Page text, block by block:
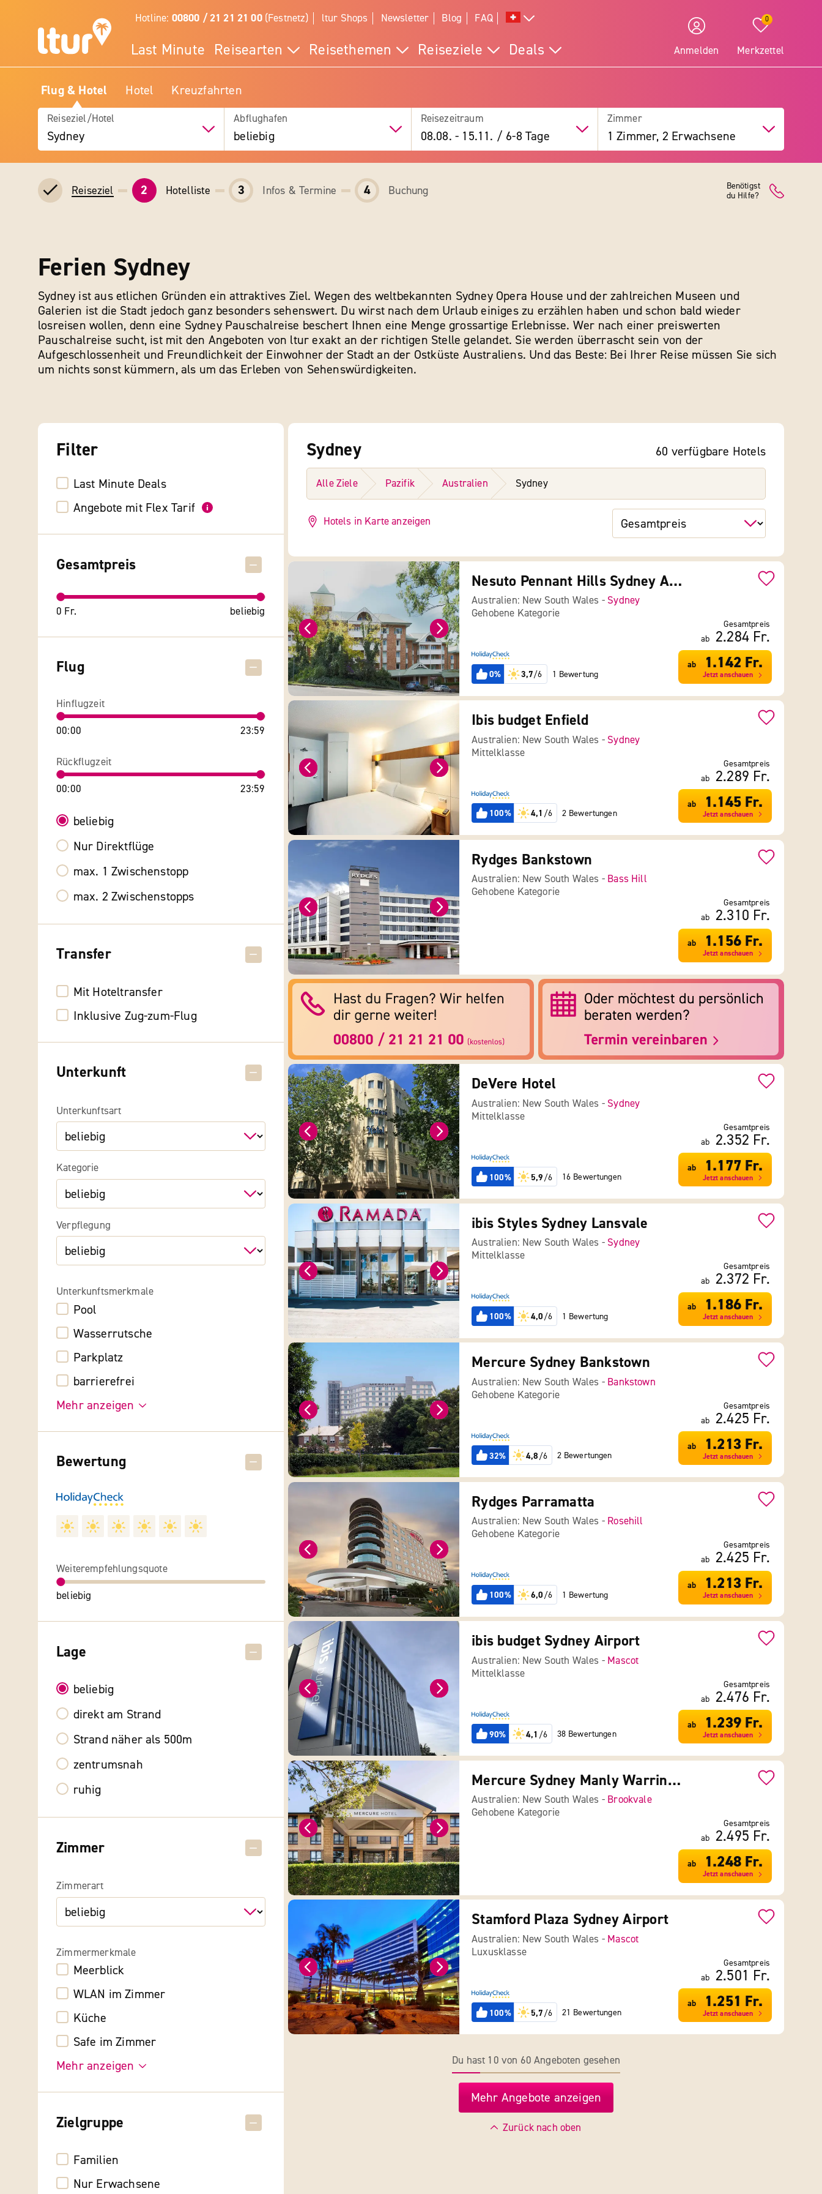
Hotline: 00800 / 21 21 21 00(Festnetz) ltur Shops Newsletter Blog FAQ
Last Minute Reisearten Reisethemen Reiseziele Deals Anmelden
0
Merkzettel
Flug & Hotel Hotel Kreuzfahrten
Reiseziel/Hotel
Sydney
Abflughafen
beliebig
Reisezeitraum
08.08. - 15.11. / 6-8 Tage
Zimmer
1 Zimmer, 2 Erwachsene
Reiseziel 2 Hotelliste 3 Infos & Termine 4 Buchung
Benötigst
du Hilfe?
Ferien Sydney
Sydney ist aus etlichen Gründen ein attraktives Ziel. Wegen des weltbekannten Sydney Opera House und der zahlreichen Museen und
Galerien ist die Stadt jedoch ganz besonders sehenswert. Du wirst nach dem Urlaub einiges zu erzählen haben und schon bald wieder
losreisen wollen, denn eine Sydney Pauschalreise beschert Ihnen eine Menge grossartige Erlebnisse. Wer nach einer preiswerten
Pauschalreise sucht, ist mit den Angeboten von ltur exakt an der richtigen Stelle gelandet. Sie werden überrascht sein von der
Aufgeschlossenheit und Freundlichkeit der Einwohner der Stadt an der Ostküste Australiens. Und das Beste: Bei Ihrer Reise müssen Sie sich
um nichts sonst kümmern, als um das Erleben von Sehenswürdigkeiten.
Filter
Last Minute Deals
Angebote mit Flex Tarif
Gesamtpreis
0 Fr. beliebig
Flug
Hinflugzeit
00:00 23:59
Rückflugzeit
00:00 23:59
beliebig
Nur Direktflüge
max. 1 Zwischenstopp
max. 2 Zwischenstopps
Transfer
Mit Hoteltransfer
Inklusive Zug-zum-Flug
Unterkunft
Unterkunftsart
Kategorie
Verpflegung
Unterkunftsmerkmale
Pool
Wasserrutsche
Parkplatz
barrierefrei
Mehr anzeigen
Bewertung
Weiterempfehlungsquote
beliebig
Lage
beliebig
direkt am Strand
Strand näher als 500m
zentrumsnah
ruhig
Zimmer
Zimmerart
Zimmermerkmale
Meerblick
WLAN im Zimmer
Küche
Safe im Zimmer
Mehr anzeigen
Zielgruppe
Familien
Nur Erwachsene
Sydney 60 verfügbare Hotels
Alle Ziele Pazifik Australien Sydney
Hotels in Karte anzeigen
Nesuto Pennant Hills Sydney Apartment Hotel
Australien: New South Wales - Sydney
Gehobene Kategorie
0% 3,7/6 1 Bewertung
Gesamtpreis
ab
2.284 Fr.
ab 1.142 Fr.
Jetzt anschauen
Ibis budget Enfield
Australien: New South Wales - Sydney
Mittelklasse
100% 4,1 /6 2 Bewertungen
Gesamtpreis
ab
2.289 Fr.
ab 1.145 Fr.
Jetzt anschauen
Rydges Bankstown
Australien: New South Wales - Bass Hill
Gehobene Kategorie
Gesamtpreis
ab
2.310 Fr.
ab 1.156 Fr.
Jetzt anschauen
DeVere Hotel
Australien: New South Wales - Sydney
Mittelklasse
100% 5,9/6 16 Bewertungen
Gesamtpreis
ab
2.352 Fr.
ab 1.177 Fr.
Jetzt anschauen
ibis Styles Sydney Lansvale
Australien: New South Wales - Sydney
Mittelklasse
100% 4,0/6 1 Bewertung
Gesamtpreis
ab
2.372 Fr.
ab 1.186 Fr.
Jetzt anschauen
Mercure Sydney Bankstown
Australien: New South Wales - Bankstown
Gehobene Kategorie
32% 4,8/6 2 Bewertungen
Gesamtpreis
ab
2.425 Fr.
ab 1.213 Fr.
Jetzt anschauen
Rydges Parramatta
Australien: New South Wales - Rosehill
Gehobene Kategorie
100% 6,0/6 1 Bewertung
Gesamtpreis
ab
2.425 Fr.
ab 1.213 Fr.
Jetzt anschauen
ibis budget Sydney Airport
Australien: New South Wales - Mascot
Mittelklasse
90% 4,1 /6 38 Bewertungen
Gesamtpreis
ab
2.476 Fr.
ab 1.239 Fr.
Jetzt anschauen
Mercure Sydney Manly Warringah
Australien: New South Wales - Brookvale
Gehobene Kategorie
Gesamtpreis
ab
2.495 Fr.
ab 1.248 Fr.
Jetzt anschauen
Stamford Plaza Sydney Airport
Australien: New South Wales - Mascot
Luxusklasse
100% 5,7/6 21 Bewertungen
Gesamtpreis
ab
2.501 Fr.
ab 1.251 Fr.
Jetzt anschauen
Du hast 10 von 60 Angeboten gesehen
Mehr Angebote anzeigen
Zurück nach oben